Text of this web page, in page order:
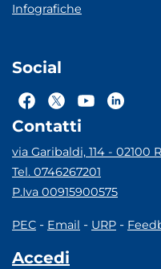
Infografiche
Social
Contatti
via Garibaldi, 114 - 02100
Tel. 0746267201
P.Iva 00915900575
PEC - Email - URP -
Accedi